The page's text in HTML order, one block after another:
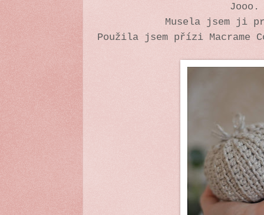
Musela jsem ji
Použila jsem přízi Macrame